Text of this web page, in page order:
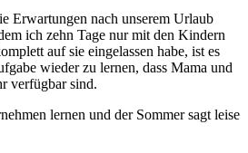
Erwartungen nach unserem Urlaub
ich zehn Tage nur mit den Kindern
auf sie eingelassen habe, ist es
wieder zu lernen, dass Mama und
verfügbar sind.